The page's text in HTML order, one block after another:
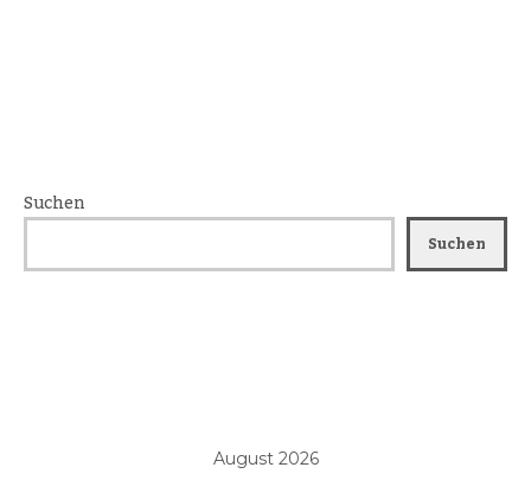
Suchen
Suchen
August 2026